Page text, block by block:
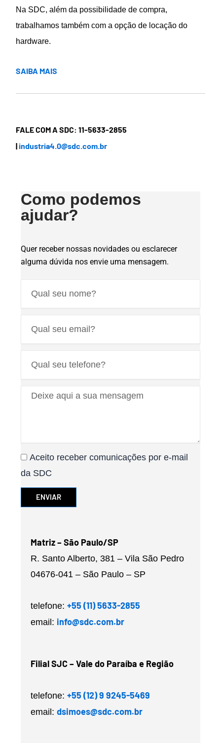
Na SDC, além da possibilidade de compra,
trabalhamos também com a opção de locação do
hardware.
SAIBA MAIS
FALE COM A SDC: 11-5633-2855
|industria4.0@sdc.com.br
Como podemos
ajudar?
Quer receber nossas novidades ou esclarecer
alguma dúvida nos envie uma mensagem.
AceiteAceito receber comunicações por e-mail
da SDC
ENVIAR
Matriz – São Paulo/SP
R. Santo Alberto, 381 – Vila São Pedro
04676-041 – São Paulo – SP
telefone:+55 (11) 5633-2855
email: info@sdc.com.br
Filial SJC – Vale do Paraíba e Região
telefone:+55 (12) 9 9245-5469
email:dsimoes@sdc.com.br